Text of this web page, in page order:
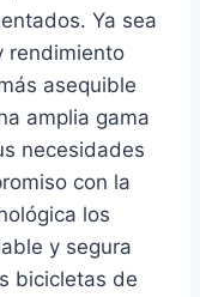
Ya sea
rendimiento
asequible
amplia gama
necesidades
con la
los
y segura
bicicletas de